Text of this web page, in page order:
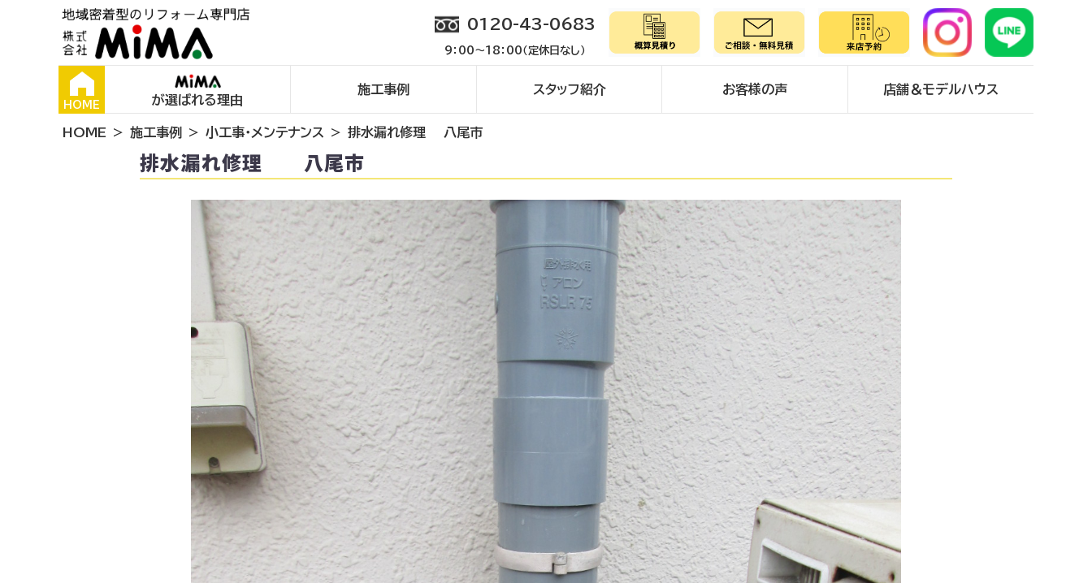
0120-43-0683
9：00～18：00（定休日なし）
HOME が選ばれる理由
施工事例 スタッフ紹介 お客様の声 店舗＆モデルハウス
HOME 施工事例 小工事・メンテナンス 排水漏れ修理 八尾市
排水漏れ修理 八尾市